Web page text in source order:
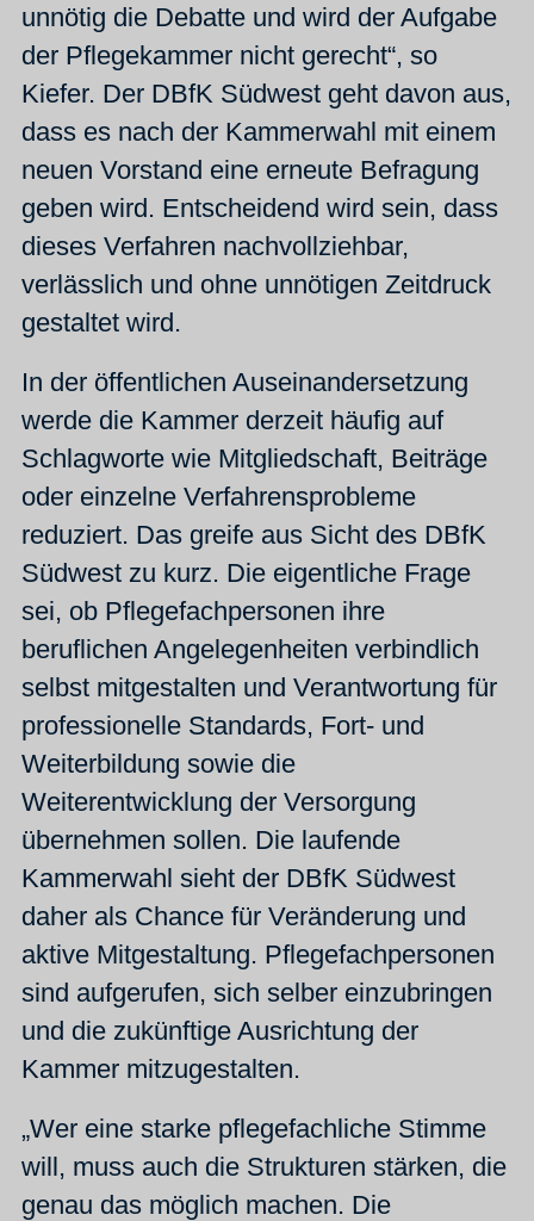
unnötig die Debatte und wird der Aufgabe
der Pflegekammer nicht gerecht“, so
Kiefer. Der DBfK Südwest geht davon aus,
dass es nach der Kammerwahl mit einem
neuen Vorstand eine erneute Befragung
geben wird. Entscheidend wird sein, dass
dieses Verfahren nachvollziehbar,
verlässlich und ohne unnötigen Zeitdruck
gestaltet wird.
In der öffentlichen Auseinandersetzung
werde die Kammer derzeit häufig auf
Schlagworte wie Mitgliedschaft, Beiträge
oder einzelne Verfahrensprobleme
reduziert. Das greife aus Sicht des DBfK
Südwest zu kurz. Die eigentliche Frage
sei, ob Pflegefachpersonen ihre
beruflichen Angelegenheiten verbindlich
selbst mitgestalten und Verantwortung für
professionelle Standards, Fort- und
Weiterbildung sowie die
Weiterentwicklung der Versorgung
übernehmen sollen. Die laufende
Kammerwahl sieht der DBfK Südwest
daher als Chance für Veränderung und
aktive Mitgestaltung. Pflegefachpersonen
sind aufgerufen, sich selber einzubringen
und die zukünftige Ausrichtung der
Kammer mitzugestalten.
„Wer eine starke pflegefachliche Stimme
will, muss auch die Strukturen stärken, die
genau das möglich machen. Die